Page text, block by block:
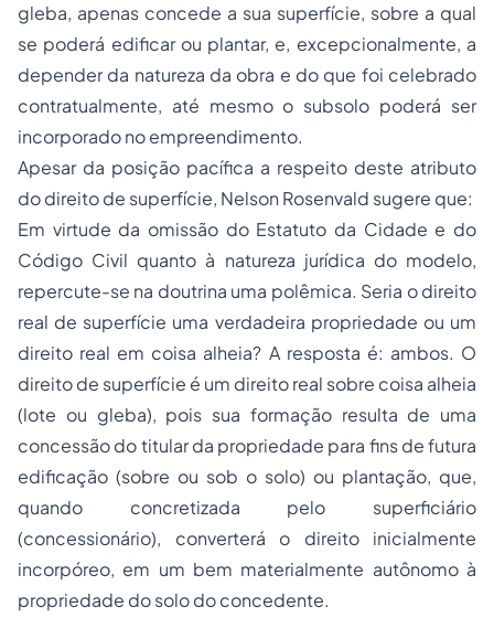
gleba, apenas concede a sua superfície, sobre a qual
se poderá edificar ou plantar, e, excepcionalmente, a
depender da natureza da obra e do que foi celebrado
contratualmente, até mesmo o subsolo poderá ser
incorporado no empreendimento.
Apesar da posição pacífica a respeito deste atributo
do direito de superfície, Nelson Rosenvald sugere que:
Em virtude da omissão do Estatuto da Cidade e do
Código Civil quanto à natureza jurídica do modelo,
repercute-se na doutrina uma polêmica. Seria o direito
real de superfície uma verdadeira propriedade ou um
direito real em coisa alheia? A resposta é: ambos. O
direito de superfície é um direito real sobre coisa alheia
(lote ou gleba), pois sua formação resulta de uma
concessão do titular da propriedade para fins de futura
edificação (sobre ou sob o solo) ou plantação, que,
quando concretizada pelo superficiário
(concessionário), converterá o direito inicialmente
incorpóreo, em um bem materialmente autônomo à
propriedade do solo do concedente.